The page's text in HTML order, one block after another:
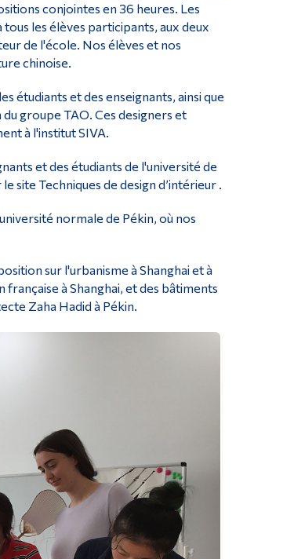
conjointes en 36 heures. Les
les élèves participants, aux deux
de l'école. Nos élèves et nos
chinoise.
étudiants et des enseignants, ainsi que
du groupe TAO. Ces designers et
à l'institut SIVA.
et des étudiants de l'université de
site Techniques de design d’intérieur .
normale de Pékin, où nos
sur l'urbanisme à Shanghai et à
à Shanghai, et des bâtiments
Zaha Hadid à Pékin.
visiteur·euses